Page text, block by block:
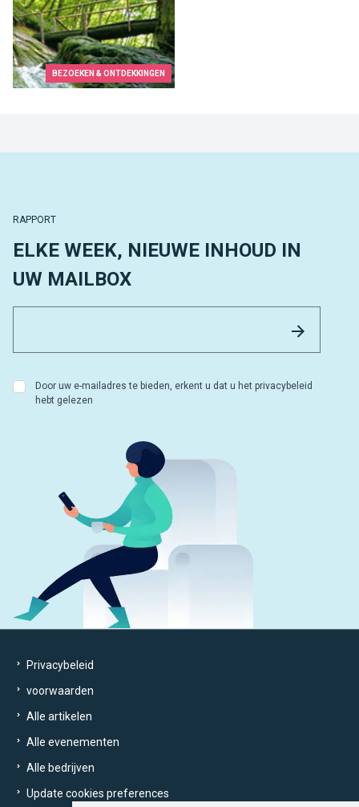
BEZOEKEN & ONTDEKKINGEN
RAPPORT
ELKE WEEK, NIEUWE INHOUD IN
UW MAILBOX
Door uw e-mailadres te bieden, erkent u dat u het privacybeleid
hebt gelezen
Privacybeleid
voorwaarden
Alle artikelen
Alle evenementen
Alle bedrijven
Update cookies preferences